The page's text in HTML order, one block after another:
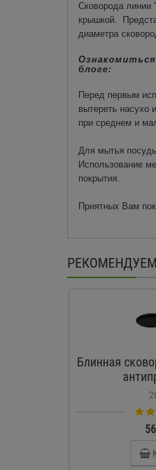
Сковорода линии
крышкой.
диаметра
блоге:
Перед первым
вытереть насухо
при среднем и
Для мытья
Использование
покрытия.
Приятных Вам
Блинная